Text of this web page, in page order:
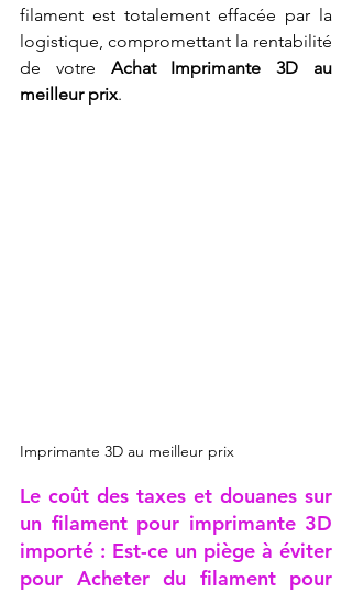
filament est totalement effacée par la
logistique, compromettant la rentabilité
de votre Achat Imprimante 3D au
meilleur prix.
Imprimante 3D au meilleur prix
Le coût des taxes et douanes sur
un filament pour imprimante 3D
importé : Est-ce un piège à éviter
pour Acheter du filament pour